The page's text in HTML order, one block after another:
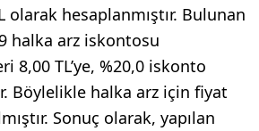
hesaplanmıştır. Bulunan
halka arz iskontosu
8,00 TL’ye, %20,0 iskonto
Böylelikle halka arz için fiyat
Sonuç olarak, yapılan